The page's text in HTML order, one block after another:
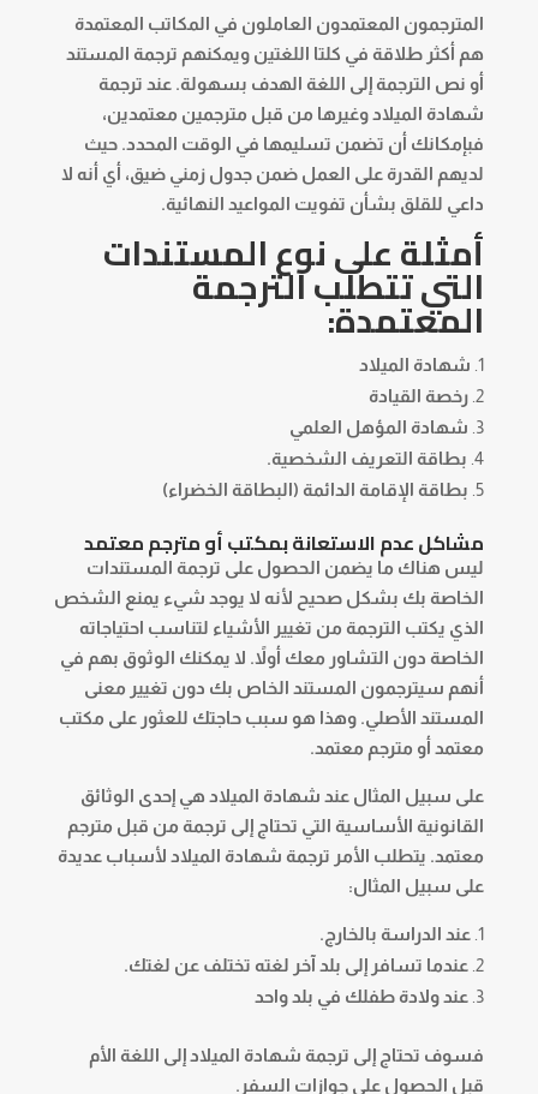
المترجمون المعتمدون العاملون في المكاتب المعتمدة
هم أكثر طلاقة في كلتا اللغتين ويمكنهم ترجمة المستند
أو نص الترجمة إلى اللغة الهدف بسهولة. عند ترجمة
شهادة الميلاد وغيرها من قبل مترجمين معتمدين،
فبإمكانك أن تضمن تسليمها في الوقت المحدد. حيث
لديهم القدرة على العمل ضمن جدول زمني ضيق، أي أنه لا
داعي للقلق بشأن تفويت المواعيد النهائية.
أمثلة على نوع المستندات
التي تتطلب الترجمة
المعتمدة:
شهادة الميلاد
رخصة القيادة
شهادة المؤهل العلمي
بطاقة التعريف الشخصية.
بطاقة الإقامة الدائمة (البطاقة الخضراء)
مشاكل عدم الاستعانة بمكتب أو مترجم معتمد
ليس هناك ما يضمن الحصول على ترجمة المستندات
الخاصة بك بشكل صحيح لأنه لا يوجد شيء يمنع الشخص
الذي يكتب الترجمة من تغيير الأشياء لتناسب احتياجاته
الخاصة دون التشاور معك أولاً. لا يمكنك الوثوق بهم في
أنهم سيترجمون المستند الخاص بك دون تغيير معنى
المستند الأصلي. وهذا هو سبب حاجتك للعثور على مكتب
معتمد أو مترجم معتمد.
على سبيل المثال عند شهادة الميلاد هي إحدى الوثائق
القانونية الأساسية التي تحتاج إلى ترجمة من قبل مترجم
معتمد. يتطلب الأمر ترجمة شهادة الميلاد لأسباب عديدة
على سبيل المثال:
عند الدراسة بالخارج.
عندما تسافر إلى بلد آخر لغته تختلف عن لغتك.
عند ولادة طفلك في بلد واحد
فسوف تحتاج إلى ترجمة شهادة الميلاد إلى اللغة الأم
قبل الحصول على جوازات السفر.